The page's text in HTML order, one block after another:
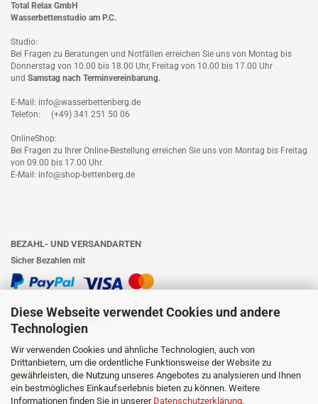
Diese Webseite verwendet Cookies und andere
Technologien
Wir verwenden Cookies und ähnliche Technologien, auch von
Drittanbietern, um die ordentliche Funktionsweise der Website zu
gewährleisten, die Nutzung unseres Angebotes zu analysieren und Ihnen
ein bestmögliches Einkaufserlebnis bieten zu können. Weitere
Informationen finden Sie in unserer Datenschutzerklärung.
Total Relax GmbH
Wasserbettenstudio am P.C.
Studio:
Bei Fragen zu Beratungen und Notfällen erreichen Sie uns von Montag bis
Donnerstag von 10.00 bis 18.00 Uhr, Freitag von 10.00 bis 17.00 Uhr
und Samstag nach Terminvereinbarung.
E-Mail: info@wasserbettenberg.de
Telefon: (+49) 341 251 50 06
OnlineShop:
Bei Fragen zu Ihrer Online-Bestellung erreichen Sie uns von Montag bis Freitag
von 09.00 bis 17.00 Uhr.
E-Mail: info@shop-bettenberg.de
BEZAHL- UND VERSANDARTEN
Sicher Bezahlen mit
Wir versenden mit